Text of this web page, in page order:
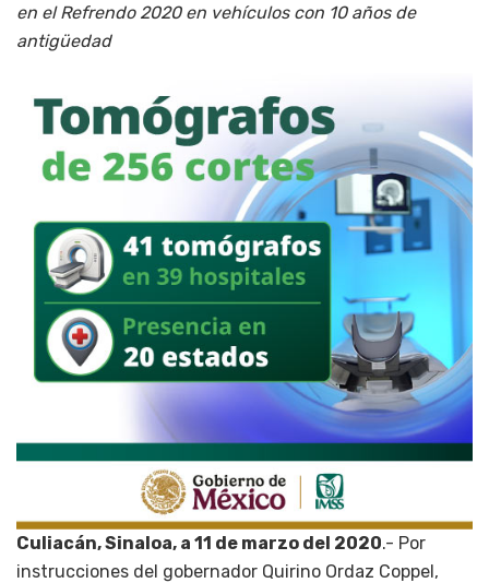
en el Refrendo 2020 en vehículos con 10 años de
antigüedad
Culiacán, Sinaloa, a 11 de marzo del 2020.- Por
instrucciones del gobernador Quirino Ordaz Coppel,